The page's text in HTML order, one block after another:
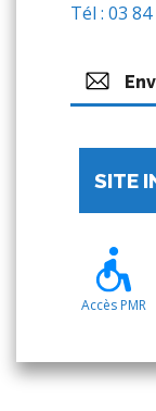
Tél : 03
SITE
Accès PMR